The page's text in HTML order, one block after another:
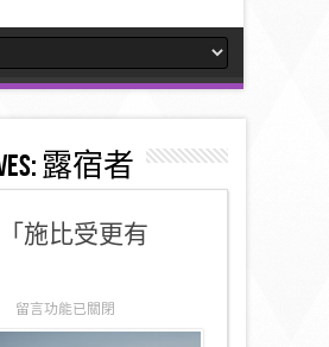
露宿者
施比受更有
在
〈正
留言功能已關閉